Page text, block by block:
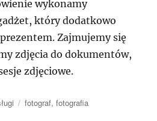
wykonamy
który dodatkowo
Zajmujemy się
zdjęcia do dokumentów,
zdjęciowe.
Tagi
fotograf,fotografia